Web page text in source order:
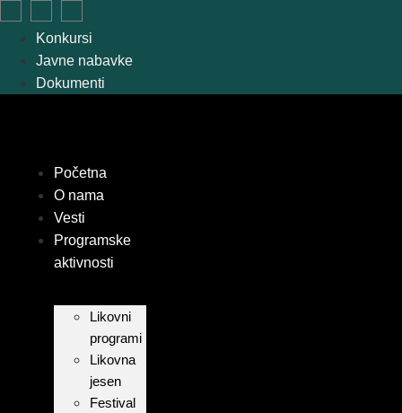
content
Konkursi
Javne nabavke
Dokumenti
Početna
O nama
Vesti
Programske
aktivnosti
Likovni
programi
Likovna
jesen
Festival